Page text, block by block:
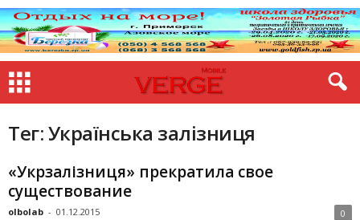
Тег: Українська залізниця
«Укрзалізниця» прекратила свое
существование
olbolab - 01.12.2015 0